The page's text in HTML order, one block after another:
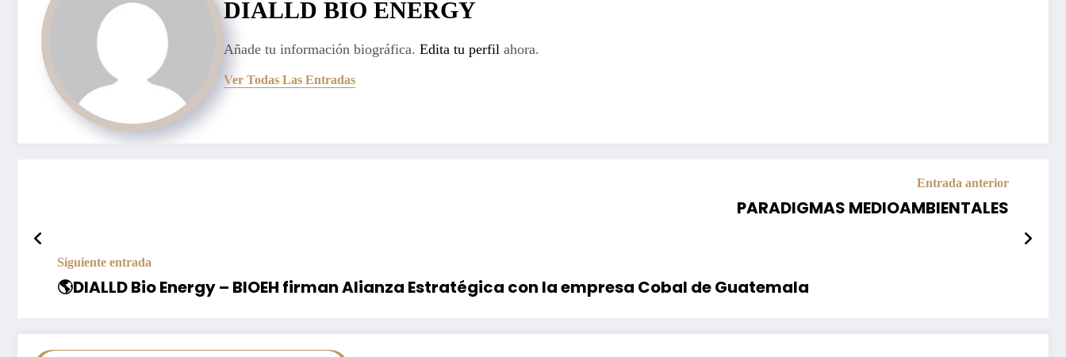
DIALLD BIO ENERGY
Añade tu información biográfica. Edita tu perfil ahora.
Ver Todas Las Entradas
Entrada anterior
PARADIGMAS MEDIOAMBIENTALES
Siguiente entrada
🌎DIALLD Bio Energy – BIOEH firman Alianza Estratégica con la empresa Cobal de Guatemala